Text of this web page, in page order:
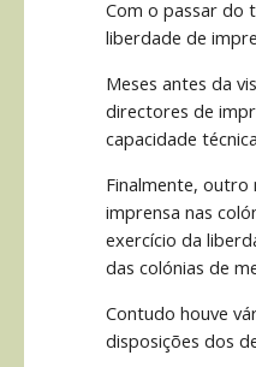
Com o passar do
liberdade de
Meses antes da
directores de
capacidade
Finalmente, outro
imprensa nas
exercício da
das colónias de
Contudo houve
disposições dos